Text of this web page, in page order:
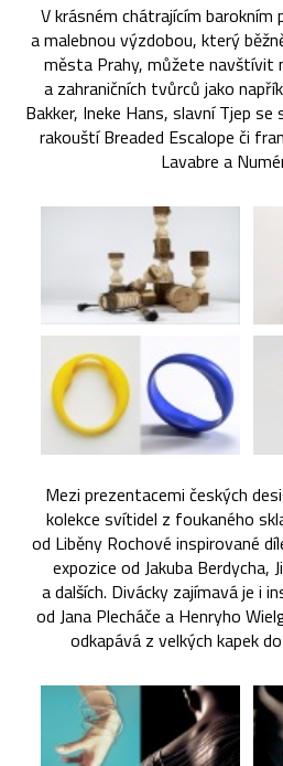
V krásném chátrajícím
a malebnou výzdobou, který
města Prahy, můžete navštívit
a zahraničních tvůrců jako
Bakker, Ineke Hans, slavní Tjep
rakouští Breaded Escalope či
Lavabre a
Mezi prezentacemi českých
kolekce svítidel z foukaného
od Liběny Rochové inspirované
expozice od Jakuba Berdycha,
a dalších. Divácky zajímavá je i
od Jana Plecháče a Henryho
odkapává z velkých kapek